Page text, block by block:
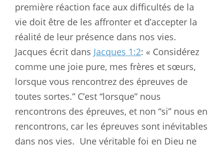
première réaction face aux difficultés de la
vie doit être de les affronter et d’accepter la
réalité de leur présence dans nos vies.
Jacques écrit dans Jacques 1:2: « Considérez
comme une joie pure, mes frères et sœurs,
lorsque vous rencontrez des épreuves de
toutes sortes.” C’est “lorsque” nous
rencontrons des épreuves, et non “si” nous en
rencontrons, car les épreuves sont inévitables
dans nos vies. Une véritable foi en Dieu ne